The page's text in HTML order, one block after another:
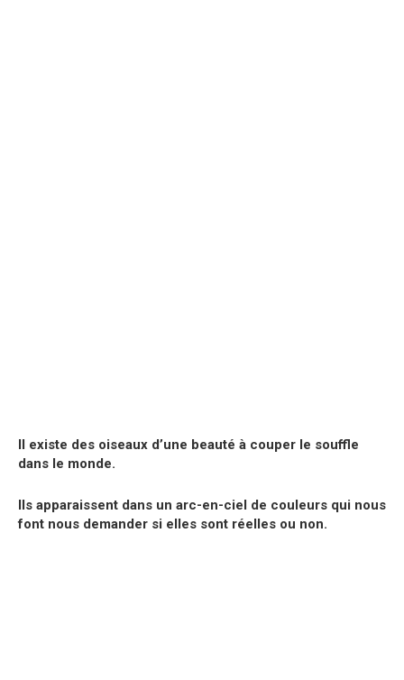
Il existe des oiseaux d’une beauté à couper le souffle
dans le monde.
Ils apparaissent dans un arc-en-ciel de couleurs qui nous
font nous demander si elles sont réelles ou non.